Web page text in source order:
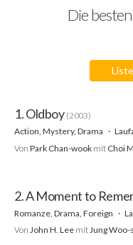
Die
Liste
1. Oldboy (2003)
Action, Mystery, Drama
Von Park Chan-wook mit Choi
2. A Moment to
Romanze, Drama, Foreign
Von John H. Lee mitJung Woo-